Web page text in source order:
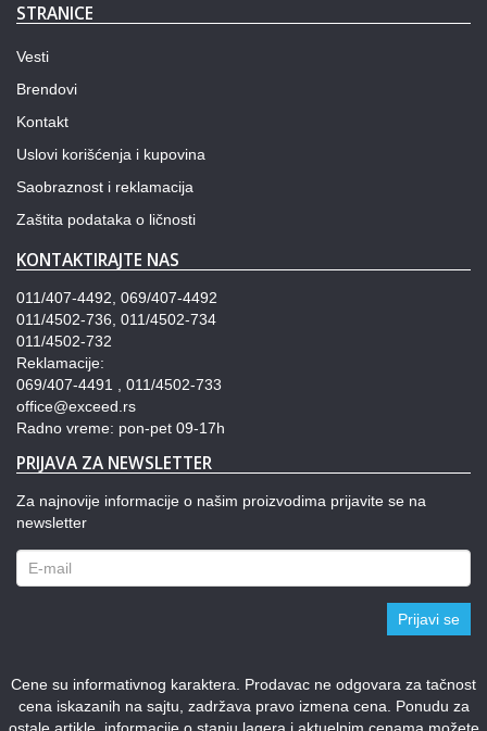
STRANICE
Vesti
Brendovi
Kontakt
Uslovi korišćenja i kupovina
Saobraznost i reklamacija
Zaštita podataka o ličnosti
KONTAKTIRAJTE NAS
011/407-4492, 069/407-4492
011/4502-736, 011/4502-734
011/4502-732
Reklamacije:
069/407-4491 , 011/4502-733
office@exceed.rs
Radno vreme: pon-pet 09-17h
PRIJAVA ZA NEWSLETTER
Za najnovije informacije o našim proizvodima prijavite se na
newsletter
Prijavi se
Cene su informativnog karaktera. Prodavac ne odgovara za tačnost
cena iskazanih na sajtu, zadržava pravo izmena cena. Ponudu za